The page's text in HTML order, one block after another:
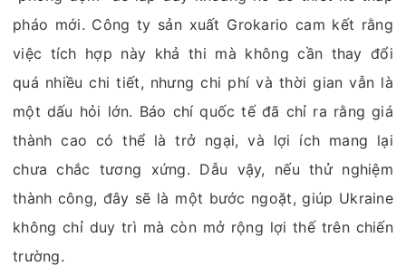
pháo mới. Công ty sản xuất Grokario cam kết rằng
việc tích hợp này khả thi mà không cần thay đổi
quá nhiều chi tiết, nhưng chi phí và thời gian vẫn là
một dấu hỏi lớn. Báo chí quốc tế đã chỉ ra rằng giá
thành cao có thể là trở ngại, và lợi ích mang lại
chưa chắc tương xứng. Dẫu vậy, nếu thử nghiệm
thành công, đây sẽ là một bước ngoặt, giúp Ukraine
không chỉ duy trì mà còn mở rộng lợi thế trên chiến
trường.